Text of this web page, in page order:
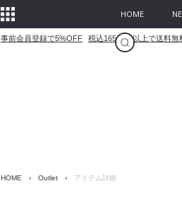
HOME
事前会員登録で5%OFF 税込16500円以上で送料無
HOME › Outlet › アイテム詳細